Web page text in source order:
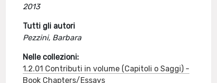
2013
Tutti gli autori
Pezzini, Barbara
Nelle collezioni:
1.2.01 Contributi in volume (Capitoli o Saggi) -
Book Chapters/Essays